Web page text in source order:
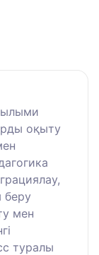
оқыту
беру
мен
туралы